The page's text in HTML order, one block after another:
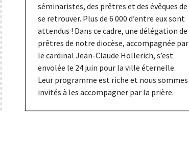
séminaristes, des prêtres et des évêques de
se retrouver. Plus de 6 000 d’entre eux sont
attendus ! Dans ce cadre, une délégation de
prêtres de notre diocèse, accompagnée par
le cardinal Jean-Claude Hollerich, s’est
envolée le 24 juin pour la ville éternelle.
Leur programme est riche et nous sommes
invités à les accompagner par la prière.